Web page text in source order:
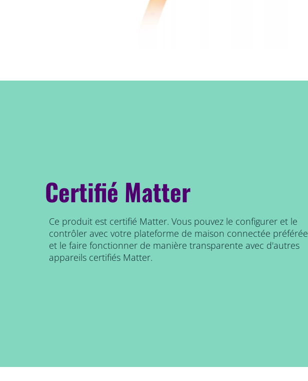
Certifié Matter
Ce produit est certifié Matter. Vous pouvez le configurer et le
contrôler avec votre plateforme de maison connectée préférée
et le faire fonctionner de manière transparente avec d'autres
appareils certifiés Matter.